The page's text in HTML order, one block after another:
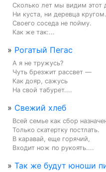
Сколько лет мы видим
Ни куста, ни деревца кругом.
Своего соседа не пойму.
Как же так:...
» Рогатый Пегас
А я не тружусь?
Чуть брезжит рассвет —
Как дояр, сажусь
На свой табурет....
» Свежий хлеб
Всей семье как сбор
Только скатертку постлать.
В каравай, еще горячий,
Входит нож по рукоять....
» Так же будут юноши